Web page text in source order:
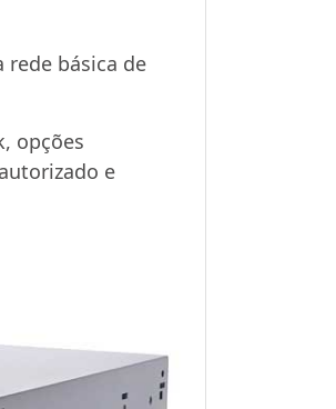
rede básica de
opções
e